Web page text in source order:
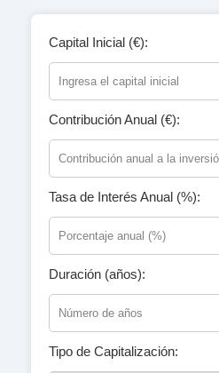
Capital Inicial (€):
Contribución Anual (€):
Tasa de Interés Anual (%):
Duración (años):
Tipo de Capitalización: